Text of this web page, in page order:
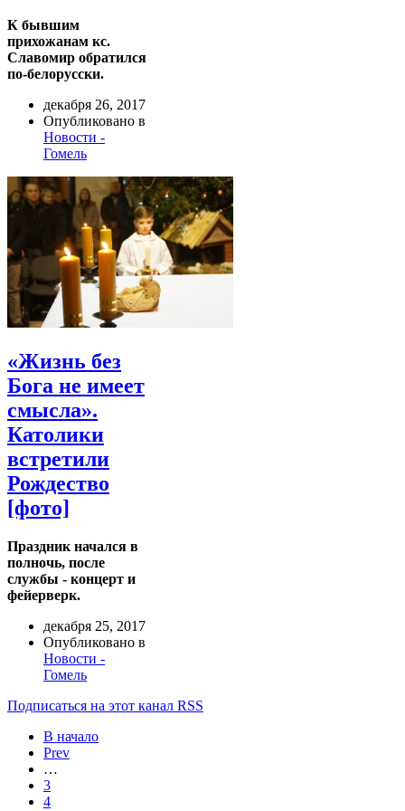
К бывшим
прихожанам кс.
Славомир обратился
по-белорусски.
декабря 26, 2017
Опубликовано в
Новости -
Гомель
«Жизнь без
Бога не имеет
смысла».
Католики
встретили
Рождество
[фото]
Праздник начался в
полночь, после
службы - концерт и
фейерверк.
декабря 25, 2017
Опубликовано в
Новости -
Гомель
Подписаться на этот канал RSS
В начало
Prev
…
3
4